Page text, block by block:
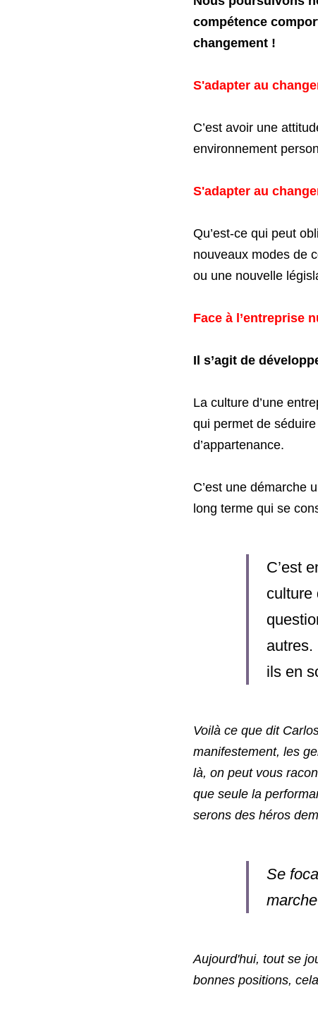
compétence
changement !
S'adapter au
C’est avoir une
environnement
S'adapter au
Qu’est-ce qui peut
nouveaux modes de
ou une nouvelle
Face à l’entreprise
Il s’agit de
La culture d’une
qui permet de
d’appartenance.
C’est une démarche
long terme qui se
C’est
culture
autres.
ils en
Voilà ce que dit
manifestement, les
là, on peut vous
que seule la
serons des héros
Se
Aujourd'hui, tout se
bonnes positions,